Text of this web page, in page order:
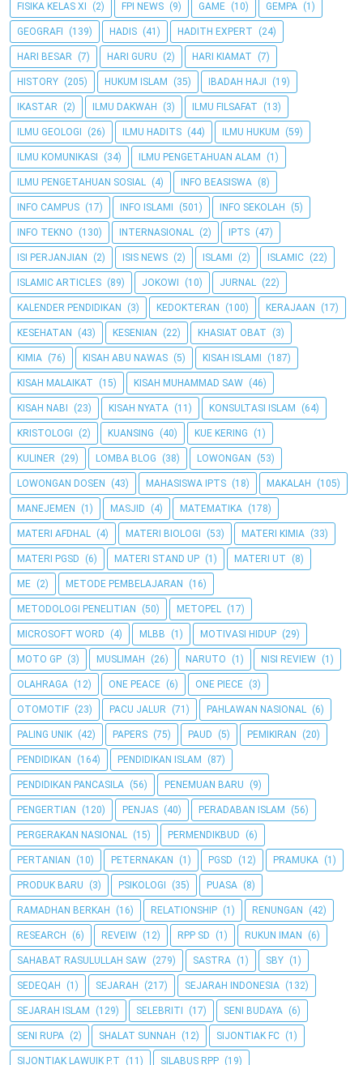
FISIKA KELAS XI (2) FPI NEWS (9) GAME (10) GEMPA (1)
GEOGRAFI (139) HADIS (41) HADITH EXPERT (24)
HARI BESAR (7) HARI GURU (2) HARI KIAMAT (7)
HISTORY (205) HUKUM ISLAM (35) IBADAH HAJI (19)
IKASTAR (2) ILMU DAKWAH (3) ILMU FILSAFAT (13)
ILMU GEOLOGI (26) ILMU HADITS (44) ILMU HUKUM (59)
ILMU KOMUNIKASI (34) ILMU PENGETAHUAN ALAM (1)
ILMU PENGETAHUAN SOSIAL (4) INFO BEASISWA (8)
INFO CAMPUS (17) INFO ISLAMI (501) INFO SEKOLAH (5)
INFO TEKNO (130) INTERNASIONAL (2) IPTS (47)
ISI PERJANJIAN (2) ISIS NEWS (2) ISLAMI (2) ISLAMIC (22)
ISLAMIC ARTICLES (89) JOKOWI (10) JURNAL (22)
KALENDER PENDIDIKAN (3) KEDOKTERAN (100) KERAJAAN (17)
KESEHATAN (43) KESENIAN (22) KHASIAT OBAT (3)
KIMIA (76) KISAH ABU NAWAS (5) KISAH ISLAMI (187)
KISAH MALAIKAT (15) KISAH MUHAMMAD SAW (46)
KISAH NABI (23) KISAH NYATA (11) KONSULTASI ISLAM (64)
KRISTOLOGI (2) KUANSING (40) KUE KERING (1)
KULINER (29) LOMBA BLOG (38) LOWONGAN (53)
LOWONGAN DOSEN (43) MAHASISWA IPTS (18) MAKALAH (105)
MANEJEMEN (1) MASJID (4) MATEMATIKA (178)
MATERI AFDHAL (4) MATERI BIOLOGI (53) MATERI KIMIA (33)
MATERI PGSD (6) MATERI STAND UP (1) MATERI UT (8)
ME (2) METODE PEMBELAJARAN (16)
METODOLOGI PENELITIAN (50) METOPEL (17)
MICROSOFT WORD (4) MLBB (1) MOTIVASI HIDUP (29)
MOTO GP (3) MUSLIMAH (26) NARUTO (1) NISI REVIEW (1)
OLAHRAGA (12) ONE PEACE (6) ONE PIECE (3)
OTOMOTIF (23) PACU JALUR (71) PAHLAWAN NASIONAL (6)
PALING UNIK (42) PAPERS (75) PAUD (5) PEMIKIRAN (20)
PENDIDIKAN (164) PENDIDIKAN ISLAM (87)
PENDIDIKAN PANCASILA (56) PENEMUAN BARU (9)
PENGERTIAN (120) PENJAS (40) PERADABAN ISLAM (56)
PERGERAKAN NASIONAL (15) PERMENDIKBUD (6)
PERTANIAN (10) PETERNAKAN (1) PGSD (12) PRAMUKA (1)
PRODUK BARU (3) PSIKOLOGI (35) PUASA (8)
RAMADHAN BERKAH (16) RELATIONSHIP (1) RENUNGAN (42)
RESEARCH (6) REVEIW (12) RPP SD (1) RUKUN IMAN (6)
SAHABAT RASULULLAH SAW (279) SASTRA (1) SBY (1)
SEDEQAH (1) SEJARAH (217) SEJARAH INDONESIA (132)
SEJARAH ISLAM (129) SELEBRITI (17) SENI BUDAYA (6)
SENI RUPA (2) SHALAT SUNNAH (12) SIJONTIAK FC (1)
SIJONTIAK LAWUIK P.T (11) SILABUS RPP (19)